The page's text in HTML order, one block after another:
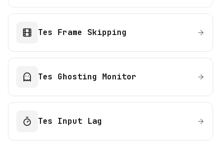
Tes Frame Skipping
Tes Ghosting Monitor
Tes Input Lag